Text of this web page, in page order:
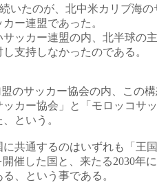
いたのが、北中米カリブ海
ー連盟であった。
ッカー連盟の内、北半球の
支持しなかったのである。
盟のサッカー協会の内、この
カー協会」と「モロッコサ
という。
に共通するのはいずれも「王
開催した国と、来たる2030年
、という事である。